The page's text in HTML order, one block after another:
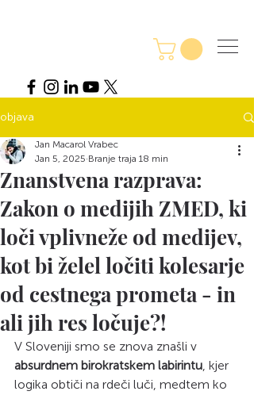
objava
Znanstvena razprava:
Zakon o medijih ZMED, ki
loči vplivneže od medijev,
kot bi želel ločiti kolesarje
od cestnega prometa - in
ali jih res ločuje?!
Jan Macarol Vrabec
Jan 5, 2025 Branje traja 18 min
V Sloveniji smo se znova znašli v
absurdnem birokratskem labirintu, kjer
logika obtiči na rdeči luči, medtem ko